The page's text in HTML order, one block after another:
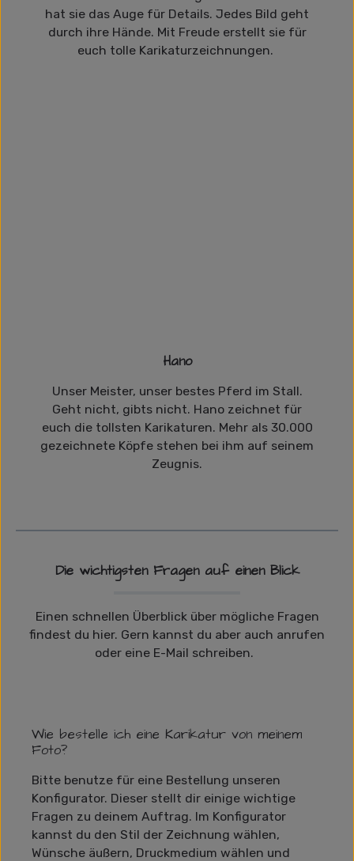
hat sie das Auge für Details. Jedes Bild geht
durch ihre Hände. Mit Freude erstellt sie für
euch tolle Karikaturzeichnungen.
Hano
Unser Meister, unser bestes Pferd im Stall.
Geht nicht, gibts nicht. Hano zeichnet für
euch die tollsten Karikaturen. Mehr als 30.000
gezeichnete Köpfe stehen bei ihm auf seinem
Zeugnis.
Die wichtigsten Fragen auf einen Blick
Einen schnellen Überblick über mögliche Fragen
findest du hier. Gern kannst du aber auch anrufen
oder eine E-Mail schreiben.
Wie bestelle ich eine Karikatur von meinem
Foto?
Bitte benutze für eine Bestellung unseren
Konfigurator. Dieser stellt dir einige wichtige
Fragen zu deinem Auftrag. Im Konfigurator
kannst du den Stil der Zeichnung wählen,
Wünsche äußern, Druckmedium wählen und